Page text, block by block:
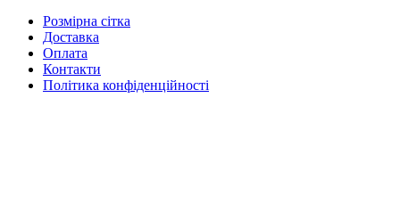
Розмірна сітка
Доставка
Оплата
Контакти
Політика конфіденційності